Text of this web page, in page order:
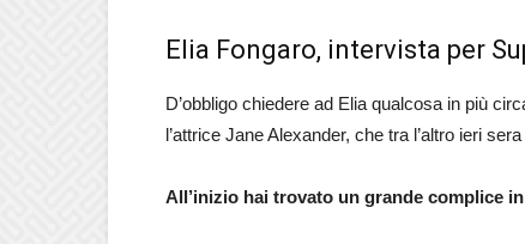
Elia Fongaro, intervista per
D’obbligo chiedere ad Elia qualcosa in più
l’attrice Jane Alexander, che tra l’altro ieri
All’inizio hai trovato un grande complice